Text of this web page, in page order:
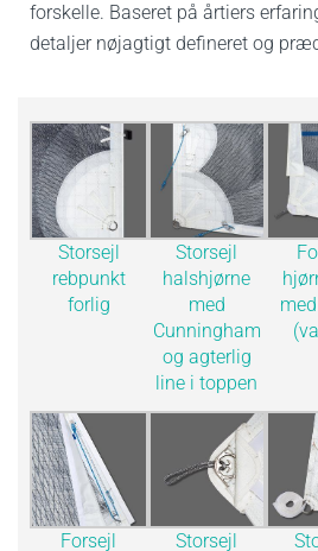
forskelle. Baseret på årtiers
detaljer nøjagtigt defineret og
Storsejl
rebpunkt
forlig
Storsejl
halshjørne
med
Cunningham
og agterlig
line i toppen
Forsejl
Storsejl